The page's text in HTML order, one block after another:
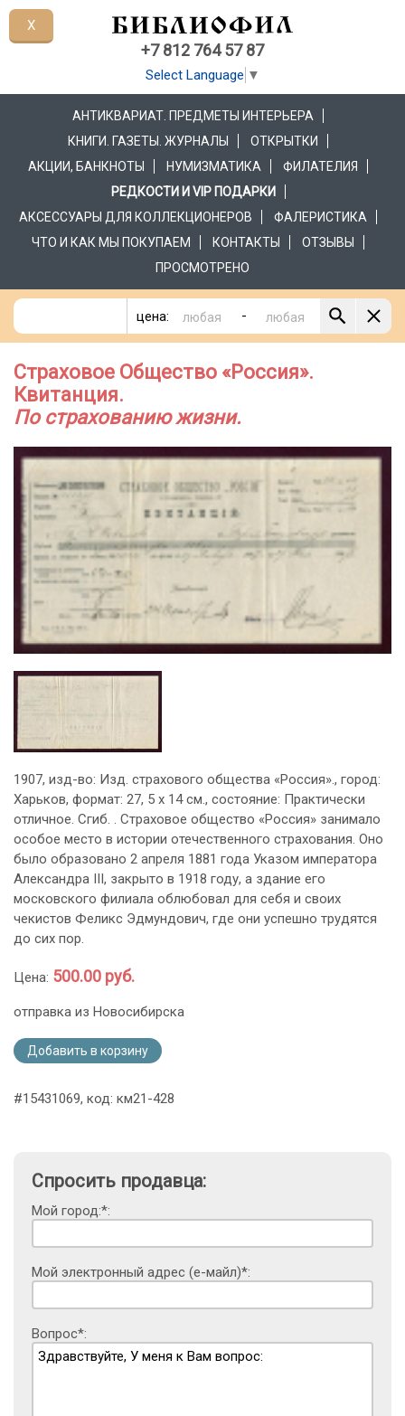
+7 812 764 57 87
Select Language ▼
АНТИКВАРИАТ. ПРЕДМЕТЫ ИНТЕРЬЕРА
КНИГИ. ГАЗЕТЫ. ЖУРНАЛЫ
ОТКРЫТКИ
АКЦИИ, БАНКНОТЫ
НУМИЗМАТИКА
ФИЛАТЕЛИЯ
РЕДКОСТИ И VIP ПОДАРКИ
АКСЕССУАРЫ ДЛЯ КОЛЛЕКЦИОНЕРОВ
ФАЛЕРИСТИКА
ЧТО И КАК МЫ ПОКУПАЕМ
КОНТАКТЫ
ОТЗЫВЫ
ПРОСМОТРЕНО
цена: -
Страховое Общество «Россия».
Квитанция.
По страхованию жизни.
1907, изд-во: Изд. страхового общества «Россия»., город:
Харьков, формат: 27, 5 х 14 см., состояние: Практически
отличное. Сгиб. . Страховое общество «Россия» занимало
особое место в истории отечественного страхования. Оно
было образовано 2 апреля 1881 года Указом императора
Александра III, закрыто в 1918 году, а здание его
московского филиала облюбовал для себя и своих
чекистов Феликс Эдмундович, где они успешно трудятся
до сих пор.
Цена: 500.00 руб.
отправка из Новосибирска
Добавить в корзину
#15431069, код: км21-428
Спросить продавца:
Мой город:*:
Мой электронный адрес (е-майл)*:
Вопрос*:
X